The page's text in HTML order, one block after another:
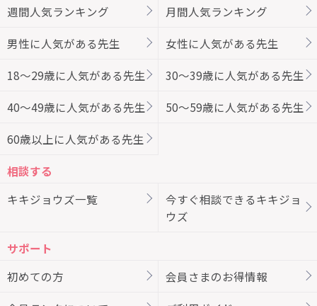
週間人気ランキング 月間人気ランキング
男性に人気がある先生 女性に人気がある先生
18～29歳に人気がある先生 30～39歳に人気がある先生
40～49歳に人気がある先生 50～59歳に人気がある先生
60歳以上に人気がある先生
相談する
キキジョウズ一覧
今すぐ相談できるキキジョ
ウズ
サポート
初めての方
会員さまのお得情報